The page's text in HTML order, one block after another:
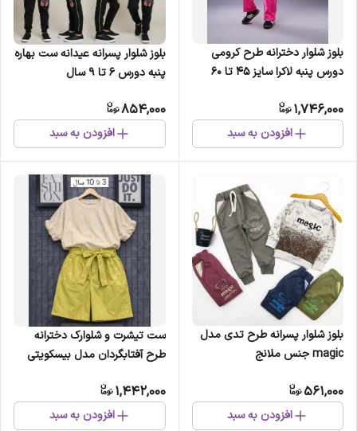
بلوز شلوار دخترانه طرح کرومی
دورس پنبه لاکرا سایز 45 تا 60
1,746,000
افزودن به سبد
بلوز شلوار پسرانه عیدانه ست بهاره
پنبه دورس 6 تا 9 سال
854,000
افزودن به سبد
بلوز شلوار پسرانه طرح تدی مدل
magic جنس ملانج
561,000
افزودن به سبد
ست تیشرت و شلوارک دخترانه
طرح آفتابگردان مدل بیسکویتی
1,442,000
افزودن به سبد